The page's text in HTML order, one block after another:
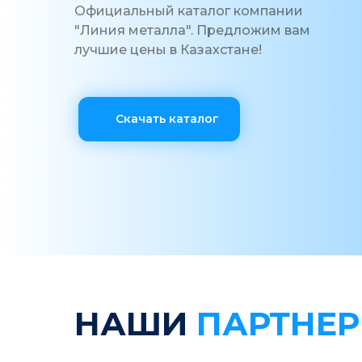
Скачать каталог
Официальный каталог компании
"Линия металла". Предложим вам
лучшие цены в Казахстане!
НАШИ